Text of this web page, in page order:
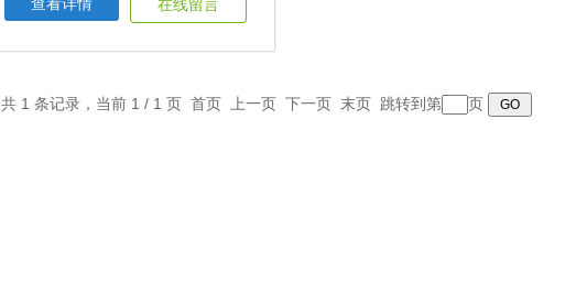
在线留言
共 1 条记录，当前 1 / 1 页 首页 上一页 下一页 末页 跳转到第 页